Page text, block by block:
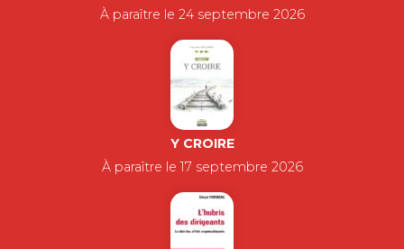
À paraître le 24 septembre 2026
Y CROIRE
À paraître le 17 septembre 2026